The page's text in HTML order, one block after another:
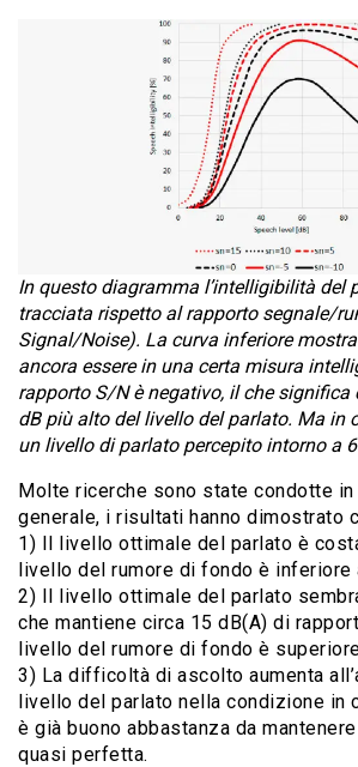
In questo diagramma l’intelligibilità del
tracciata rispetto al rapporto segnale/
Signal/Noise). La curva inferiore
ancora essere in una certa misura
rapporto S/N è negativo, il che significa
dB più alto del livello del parlato. Ma in
un livello di parlato percepito intorno a
Molte ricerche sono state condotte
generale, i risultati hanno dimostrato
1) Il livello ottimale del parlato è
livello del rumore di fondo è inferiore
2) Il livello ottimale del parlato
che mantiene circa 15 dB(A) di
livello del rumore di fondo è
3) La difficoltà di ascolto aumenta
livello del parlato nella condizione in
è già buono abbastanza da
quasi perfetta.